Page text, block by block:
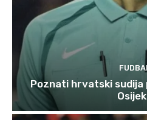
Poznati hrvatski sudija